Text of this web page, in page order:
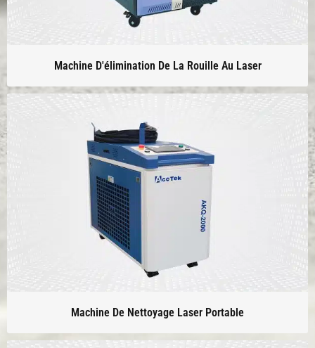
Machine D'élimination De La Rouille Au Laser
Machine De Nettoyage Laser Portable